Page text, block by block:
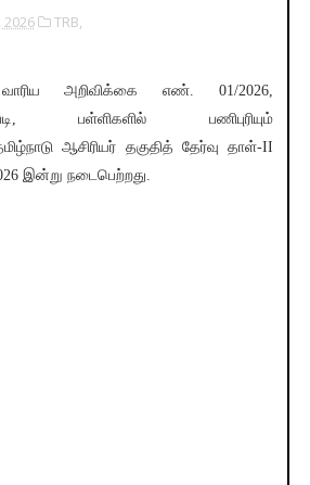
2026 TRB,
அறிவிக்கை எண். 01/2026,
பள்ளிகளில் பணிபுரியும்
ஆசிரியர் தகுதித் தேர்வு தாள்-II
இன்று நடைபெற்றது.